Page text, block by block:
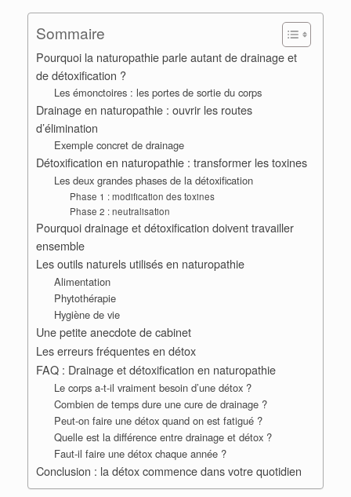
Sommaire
Pourquoi la naturopathie parle autant de drainage et
de détoxification ?
Les émonctoires : les portes de sortie du corps
Drainage en naturopathie : ouvrir les routes
d’élimination
Exemple concret de drainage
Détoxification en naturopathie : transformer les toxines
Les deux grandes phases de la détoxification
Phase 1 : modification des toxines
Phase 2 : neutralisation
Pourquoi drainage et détoxification doivent travailler
ensemble
Les outils naturels utilisés en naturopathie
Alimentation
Phytothérapie
Hygiène de vie
Une petite anecdote de cabinet
Les erreurs fréquentes en détox
FAQ : Drainage et détoxification en naturopathie
Le corps a-t-il vraiment besoin d’une détox ?
Combien de temps dure une cure de drainage ?
Peut-on faire une détox quand on est fatigué ?
Quelle est la différence entre drainage et détox ?
Faut-il faire une détox chaque année ?
Conclusion : la détox commence dans votre quotidien